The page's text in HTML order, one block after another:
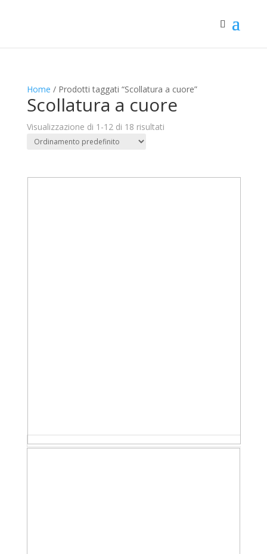
Home / Prodotti taggati “Scollatura a cuore”
Scollatura a cuore
Visualizzazione di 1-12 di 18 risultati